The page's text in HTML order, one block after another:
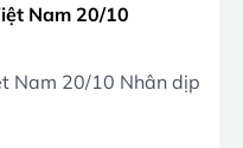
Nam 20/10
Nam 20/10 Nhân dịp